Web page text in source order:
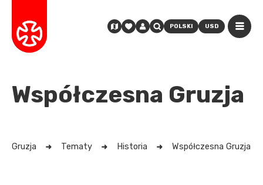
POLSKI USD
Współczesna Gruzja
Gruzja Tematy Historia Współczesna Gruzja